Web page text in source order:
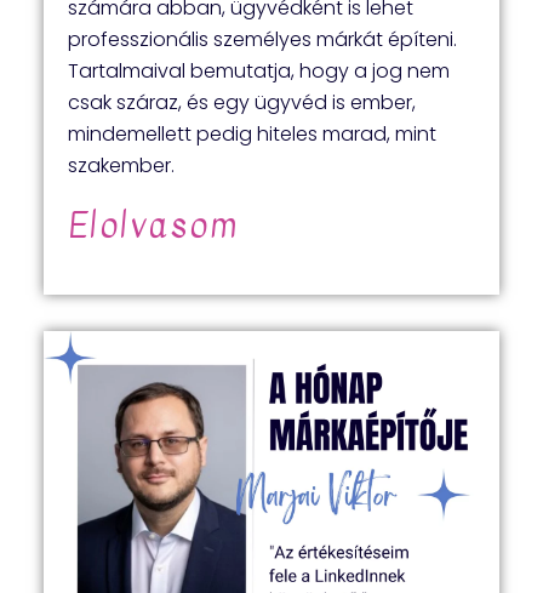
számára abban, ügyvédként is lehet
professzionális személyes márkát építeni.
Tartalmaival bemutatja, hogy a jog nem
csak száraz, és egy ügyvéd is ember,
mindemellett pedig hiteles marad, mint
szakember.
Elolvasom